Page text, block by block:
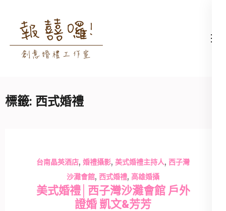
content
(Press
高雄婚禮主持│婚禮攝影
高雄婚禮主持、推薦婚禮主持、
標籤: 西式婚禮
台南晶英酒店, 婚禮攝影, 美式婚禮主持人, 西子灣
沙灘會館, 西式婚禮, 高雄婚攝
美式婚禮│西子灣沙灘會館 戶外
證婚 凱文&芳芳